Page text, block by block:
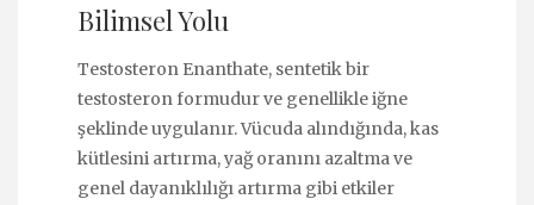
Bilimsel Yolu
Testosteron Enanthate, sentetik bir
testosteron formudur ve genellikle iğne
şeklinde uygulanır. Vücuda alındığında, kas
kütlesini artırma, yağ oranını azaltma ve
genel dayanıklılığı artırma gibi etkiler